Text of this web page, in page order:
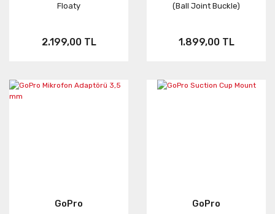
Floaty
2.199,00 TL
(Ball Joint Buckle)
1.899,00 TL
GoPro GoPro